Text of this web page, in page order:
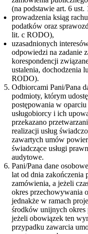
(na podstawie art. 6
prowadzenia ksiąg
podatków oraz
lit. c RODO),
uzasadnionych
odpowiedzi na zadanie
korespondencji
ustalenia, dochodzenia
RODO).
Odbiorcami Pani/Pana
podmioty, którym
postępowania w
usługobiorcy i ich
przekazano
realizacji usług
zawartych umów
świadczące usługi
audytowe.
Pani/Pana dane
lat od dnia zakończenia
zamówienia, a jeżeli
okres przechowywania
jednakże w ramach
środków unijnych okres
jeżeli obowiązek ten
przypadku zawarcia